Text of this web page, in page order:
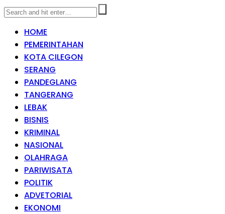
HOME
PEMERINTAHAN
KOTA CILEGON
SERANG
PANDEGLANG
TANGERANG
LEBAK
BISNIS
KRIMINAL
NASIONAL
OLAHRAGA
PARIWISATA
POLITIK
ADVETORIAL
EKONOMI